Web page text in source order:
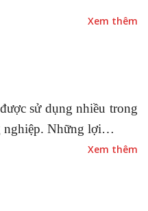
Xem thêm
sử dụng nhiều trong
nghiệp. Những lợi…
Xem thêm